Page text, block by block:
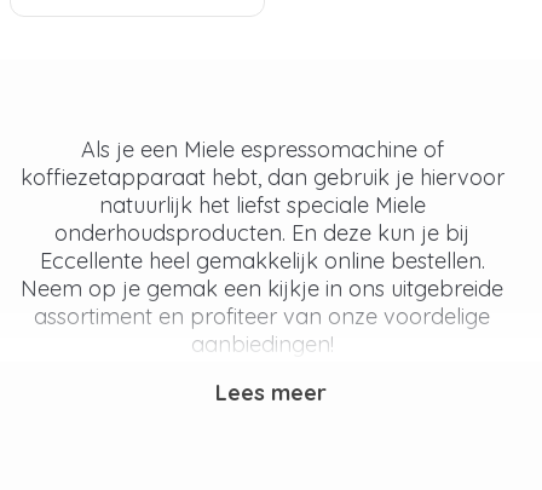
Als je een Miele espressomachine of
koffiezetapparaat hebt, dan gebruik je hiervoor
natuurlijk het liefst speciale Miele
onderhoudsproducten. En deze kun je bij
Eccellente heel gemakkelijk online bestellen.
Neem op je gemak een kijkje in ons uitgebreide
assortiment en profiteer van onze voordelige
aanbiedingen!
Ons assortiment Miele ontkalker bestaat uit
Lees meer